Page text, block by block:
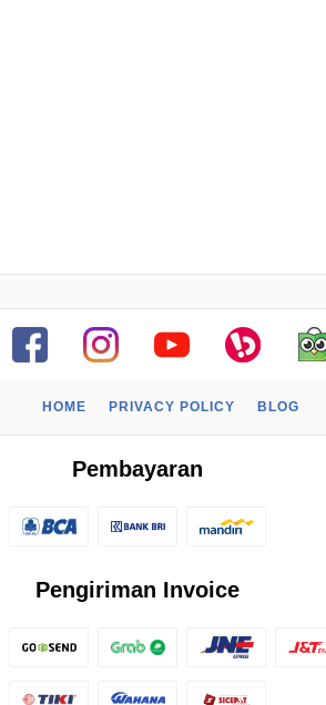
HOME PRIVACY POLICY BLOG
Pembayaran
Pengiriman Invoice